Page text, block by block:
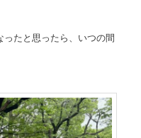
たと思ったら、いつの間